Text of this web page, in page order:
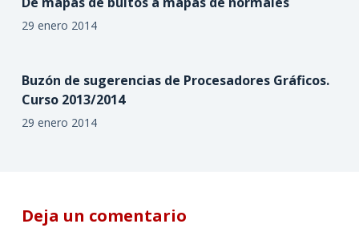
29 enero 2014
Buzón de sugerencias de Procesadores Gráficos.
Curso 2013/2014
29 enero 2014
Deja un comentario